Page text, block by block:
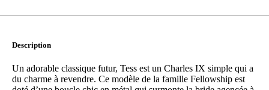
Description
Un adorable classique futur, Tess est un Charles IX simple qui a
du charme à revendre. Ce modèle de la famille Fellowship est